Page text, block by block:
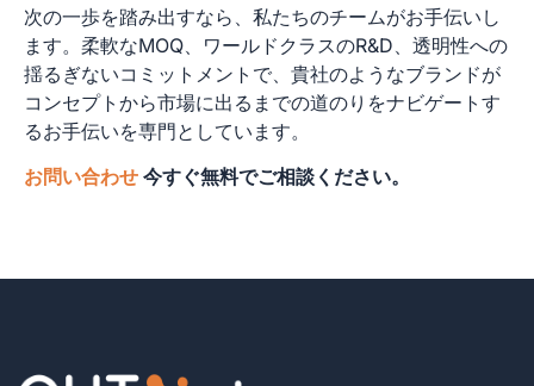
次の一歩を踏み出すなら、私たちのチームがお手伝いし
ます。柔軟なMOQ、ワールドクラスのR&D、透明性への
揺るぎないコミットメントで、貴社のようなブランドが
コンセプトから市場に出るまでの道のりをナビゲートす
るお手伝いを専門としています。
お問い合わせ 今すぐ無料でご相談ください。